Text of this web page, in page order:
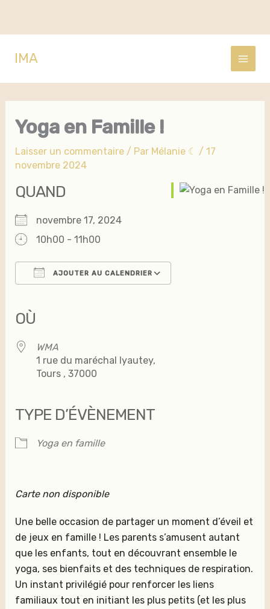
IMA
Yoga en Famille !
Laisser un commentaire / Par Mélanie ☾ / 17
novembre 2024
QUAND
novembre 17, 2024
10h00 - 11h00
AJOUTER AU CALENDRIER
OÙ
WMA
1 rue du maréchal lyautey,
Tours , 37000
TYPE D’ÉVÈNEMENT
Yoga en famille
Carte non disponible
Une belle occasion de partager un moment d’éveil et
de jeux en famille ! Les parents s’amusent autant
que les enfants, tout en découvrant ensemble le
yoga, ses bienfaits et des techniques de respiration.
Un instant privilégié pour renforcer les liens
familiaux tout en initiant les plus petits (et les plus